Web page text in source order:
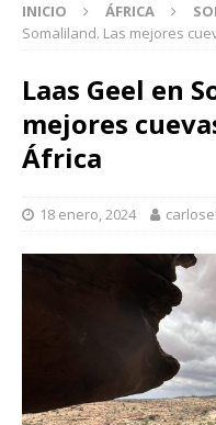
INICIO ÁFRICA
Somaliland. Las mejores
Laas Geel en
mejores
África
18 enero, 2024